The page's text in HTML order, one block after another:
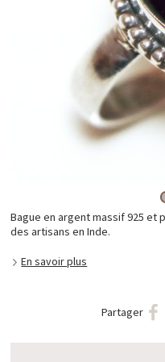
Bague en argent massif 925
des artisans en Inde.
En savoir plus
Partager